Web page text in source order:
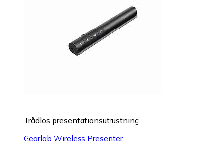
Trådlös presentationsutrustning
Gearlab Wireless Presenter